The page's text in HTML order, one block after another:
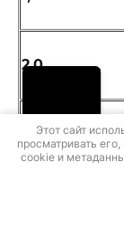
2,0
2,2
Этот сайт
просматривать
cookie и